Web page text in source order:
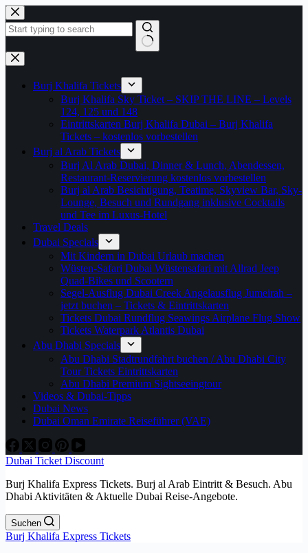
Zum
Inhalt
springen
Keine
Ergebnisse
Burj Khalifa Tickets
Burj Khalifa Sky Ticket – SKIP THE LINE – Levels
124, 125 und 148
Eintrittskarten Burj Khalifa Dubai – Burj Khalifa
Tickets – kostenlos vorbestellen
Burj al Arab Tickets
Burj Al Arab Dubai, Dinner & Lunch, Abendessen,
Restaurant-Reservierung kostenlos vorbestellen
Burj al Arab Besichtigung, Teatime, Skyview Bar, Sky-
Lounge, Besuch und Rundgang inklusive Cocktails
und Tee im Luxus-Hotel
Travel Deals
Dubai Specials
Mit Kindern in Dubai Urlaub machen
Wüsten-Safari Dubai Wüstensafari mit Allrad Jeep
Quad-Bikes und Scootern
Segel-Ausflug Dubai Creek Angelausflug Jumeirah –
jetzt buchen – Tickets & Eintrittskarten
Tickets Dubai Rundflug Seawings Airplane Flug Show
Tickets Waterpark Atlantis Dubai
Abu Dhabi Specials
Abu Dhabi Stadtrundfahrt buchen / Abu Dhabi City
Tour Tickets Eintrittskarten
Abu Dhabi Premium Sightseeingtour
Videos & Dubai-Tipps
Dubai News
Dubai Oman Emirate Reiseführer (VAE)
Dubai Ticket Discount
Burj Khalifa Express Tickets. Burj al Arab Eintritt & Besuch. Abu
Dhabi Aktivitäten & Aktuelle Dubai Reise-Angebote.
Suchen
Burj Khalifa Express Tickets